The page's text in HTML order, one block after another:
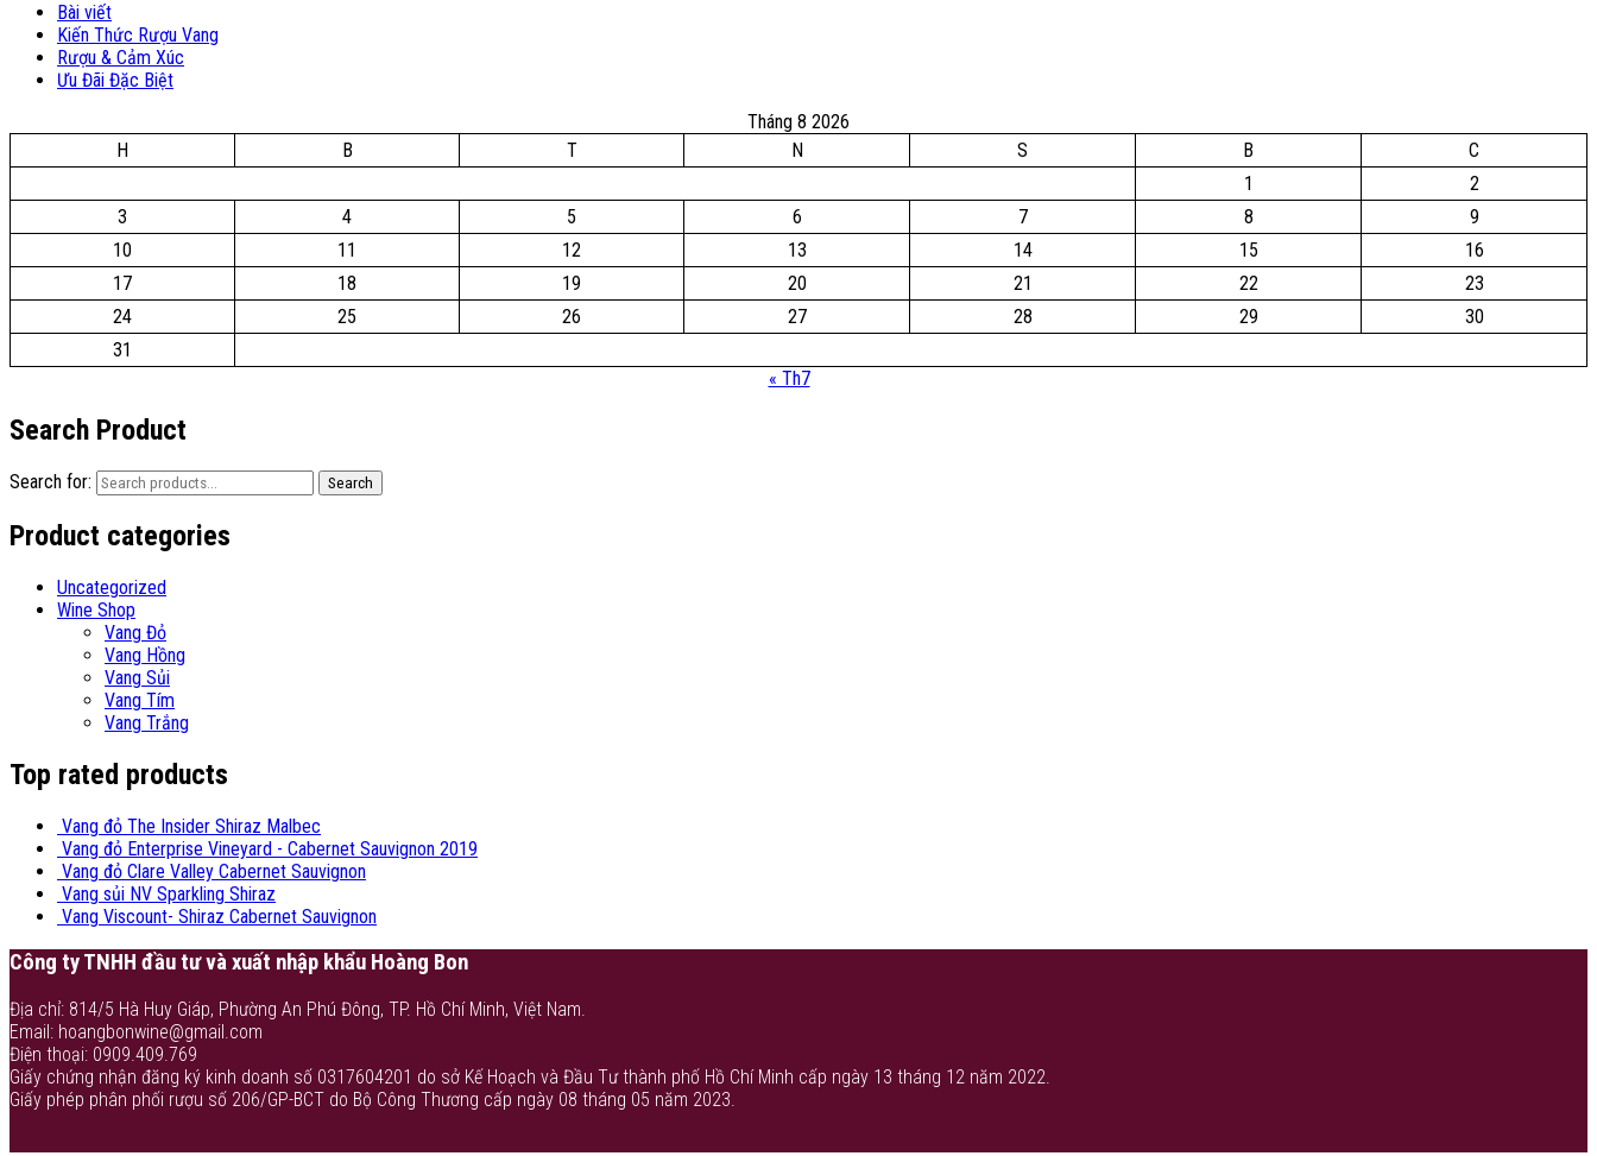
Bài viết
Kiến Thức Rượu Vang
Rượu & Cảm Xúc
Ưu Đãi Đặc Biệt
Tháng 8 2026
H
B T N S B
C
1
2
3
4 5 6 7 8
9
10
11 12 13 14 15
16
17
18 19 20 21 22
23
24
25 26 27 28 29
30
31
« Th7
Search Product
Search for: Search
Product categories
Uncategorized
Wine Shop
Vang Đỏ
Vang Hồng
Vang Sủi
Vang Tím
Vang Trắng
Top rated products
Vang đỏ The Insider Shiraz Malbec
Vang đỏ Enterprise Vineyard - Cabernet Sauvignon 2019
Vang đỏ Clare Valley Cabernet Sauvignon
Vang sủi NV Sparkling Shiraz
Vang Viscount- Shiraz Cabernet Sauvignon
Công ty TNHH đầu tư và xuất nhập khẩu Hoàng Bon
Địa chỉ: 814/5 Hà Huy Giáp, Phường An Phú Đông, TP. Hồ Chí Minh, Việt Nam.
Email: hoangbonwine@gmail.com
Điện thoại: 0909.409.769
Giấy chứng nhận đăng ký kinh doanh số 0317604201 do sở Kế Hoạch và Đầu Tư thành phố Hồ Chí Minh cấp ngày 13 tháng 12 năm 2022.
Giấy phép phân phối rượu số 206/GP-BCT do Bộ Công Thương cấp ngày 08 tháng 05 năm 2023.